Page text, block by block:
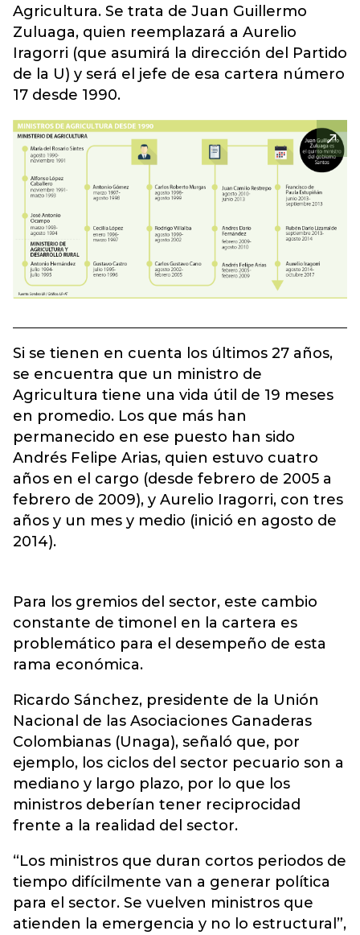
Agricultura. Se trata de Juan Guillermo
Zuluaga, quien reemplazará a Aurelio
Iragorri (que asumirá la dirección del Partido
de la U) y será el jefe de esa cartera número
17 desde 1990.
Si se tienen en cuenta los últimos 27 años,
se encuentra que un ministro de
Agricultura tiene una vida útil de 19 meses
en promedio. Los que más han
permanecido en ese puesto han sido
Andrés Felipe Arias, quien estuvo cuatro
años en el cargo (desde febrero de 2005 a
febrero de 2009), y Aurelio Iragorri, con tres
años y un mes y medio (inició en agosto de
2014).
Para los gremios del sector, este cambio
constante de timonel en la cartera es
problemático para el desempeño de esta
rama económica.
Ricardo Sánchez, presidente de la Unión
Nacional de las Asociaciones Ganaderas
Colombianas (Unaga), señaló que, por
ejemplo, los ciclos del sector pecuario son a
mediano y largo plazo, por lo que los
ministros deberían tener reciprocidad
frente a la realidad del sector.
“Los ministros que duran cortos periodos de
tiempo difícilmente van a generar política
para el sector. Se vuelven ministros que
atienden la emergencia y no lo estructural”,